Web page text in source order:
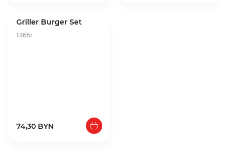
Griller Burger Set
1365г
74,30 BYN